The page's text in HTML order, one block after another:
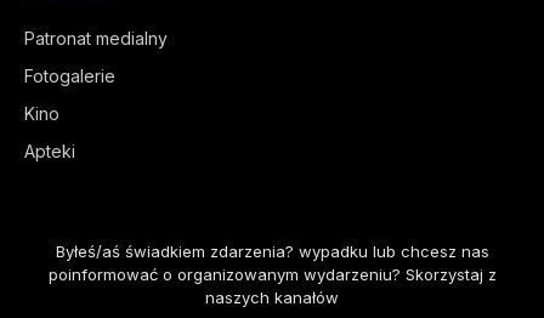
Patronat medialny
Fotogalerie
Kino
Apteki
Byłeś/aś świadkiem zdarzenia? wypadku lub chcesz nas
poinformować o organizowanym wydarzeniu? Skorzystaj z
naszych kanałów